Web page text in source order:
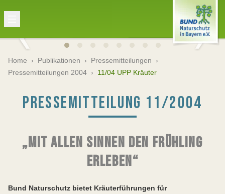
Home › Publikationen › Pressemitteilungen ›
Pressemitteilungen 2004 › 11/04 UPP Kräuter
PRESSEMITTEILUNG 11/2004
„MIT ALLEN SINNEN DEN FRÜHLING
ERLEBEN“
Bund Naturschutz bietet Kräuterführungen für